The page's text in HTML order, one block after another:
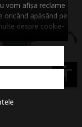
vom afișa reclame
oricând apăsând pe
despre cookie-
accessibility
Micsoreaza
Inverseaza culorile
Nuante de gri
Cursor mare
Subliniaza link-urile